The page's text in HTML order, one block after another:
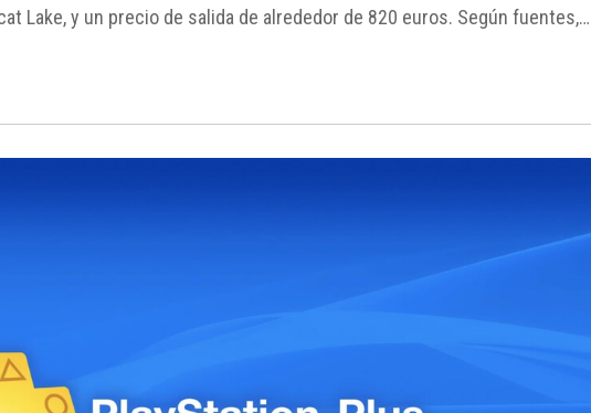
Lake, y un precio de salida de alrededor de 820 euros. Según fuentes,